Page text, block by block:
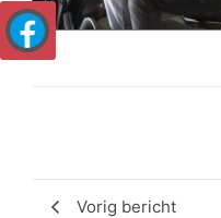
Vorig bericht